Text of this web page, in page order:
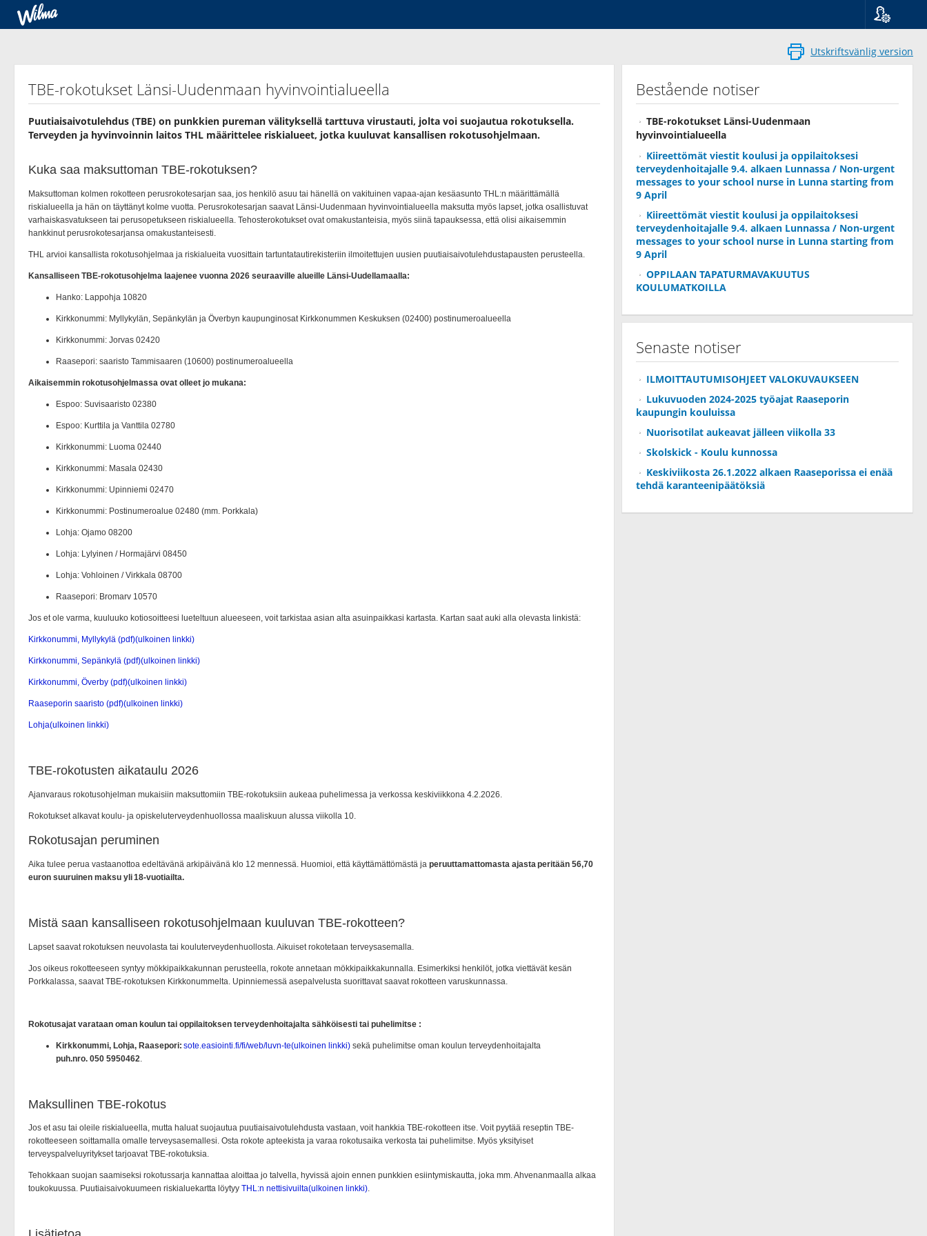
Suomi
Svenska
TBE-rokotukset Länsi-Uudenmaan hyvinvointialueella
Puutiaisaivotulehdus (TBE) on punkkien pureman välityksellä tarttuva virustauti, jolta voi suojautua rokotuksella.
Terveyden ja hyvinvoinnin laitos THL määrittelee riskialueet, jotka kuuluvat kansallisen rokotusohjelmaan.
Utskriftsvänlig version
Bestående notiser
TBE-rokotukset Länsi-Uudenmaan
hyvinvointialueella
Kiireettömät viestit koulusi ja oppilaitoksesi
terveydenhoitajalle 9.4. alkaen Lunnassa / Non-urgent
messages to your school nurse in Lunna starting from
9 April
Kiireettömät viestit koulusi ja oppilaitoksesi
terveydenhoitajalle 9.4. alkaen Lunnassa / Non-urgent
messages to your school nurse in Lunna starting from
9 April
OPPILAAN TAPATURMAVAKUUTUS
KOULUMATKOILLA
Senaste notiser
ILMOITTAUTUMISOHJEET VALOKUVAUKSEEN
Lukuvuoden 2024-2025 työajat Raaseporin
kaupungin kouluissa
Nuorisotilat aukeavat jälleen viikolla 33
Skolskick - Koulu kunnossa
Keskiviikosta 26.1.2022 alkaen Raaseporissa ei enää
tehdä karanteenipäätöksiä